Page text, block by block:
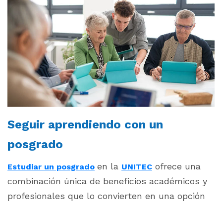
Seguir aprendiendo con un
posgrado
Estudiar un posgrado en la UNITEC ofrece una
combinación única de beneficios académicos y
profesionales que lo convierten en una opción